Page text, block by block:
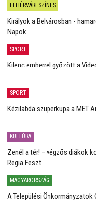
FEHÉRVÁRI SZÍNES
Királyok a Belvárosban -
Napok
SPORT
Kilenc emberrel győzött a
SPORT
Kézilabda szuperkupa a MET
KULTÚRA
Zenél a tér! – végzős diákok
Regia Feszt
MAGYARORSZÁG
A Települési